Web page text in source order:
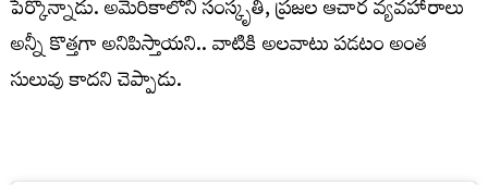
పేర్కొన్నాడు. అమెరికాలోని సంస్కృతి, ప్రజల ఆచార వ్యవహారాలు
అన్నీ కొత్తగా అనిపిస్తాయని.. వాటికి అలవాటు పడటం అంత
సులువు కాదని చెప్పాడు.